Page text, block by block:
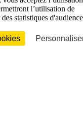
l’utilisation de
statistiques d'audience